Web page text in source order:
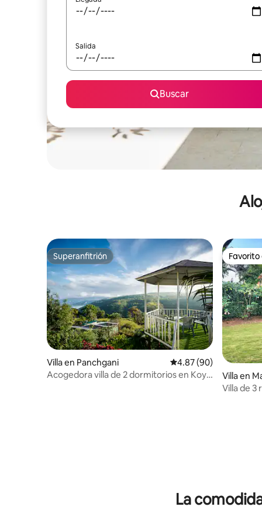
Salida
Buscar
Superanfitrión
Superanfitrión
Villa en Panchgani Calificación promedio:
4.87 (90)
Acogedora villa de 2 dormitorios en Koya
Villa en
Villa de 3
La